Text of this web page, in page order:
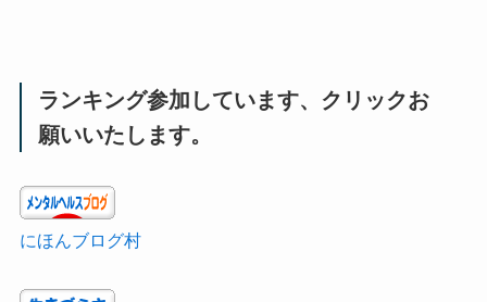
ランキング参加しています、クリックお
願いいたします。
にほんブログ村